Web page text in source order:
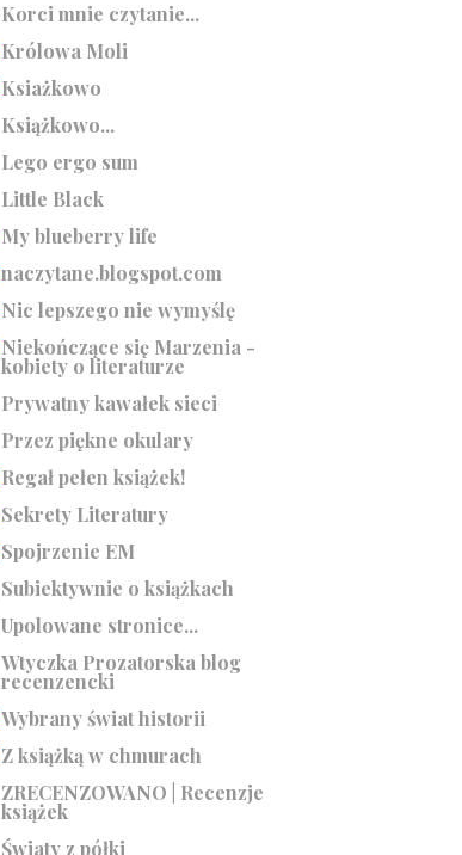
Korci mnie czytanie...
Królowa Moli
Ksiażkowo
Książkowo...
Lego ergo sum
Little Black
My blueberry life
naczytane.blogspot.com
Nic lepszego nie wymyślę
Niekończące się Marzenia -
kobiety o literaturze
Prywatny kawałek sieci
Przez piękne okulary
Regał pełen książek!
Sekrety Literatury
Spojrzenie EM
Subiektywnie o książkach
Upolowane stronice...
Wtyczka Prozatorska blog
recenzencki
Wybrany świat historii
Z książką w chmurach
ZRECENZOWANO | Recenzje
książek
Światy z półki